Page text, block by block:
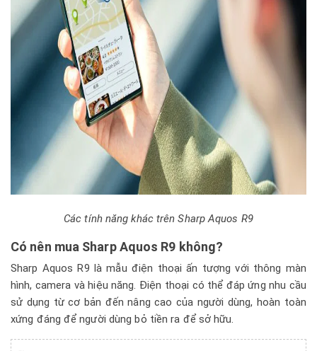
Các tính năng khác trên Sharp Aquos R9
Có nên mua Sharp Aquos R9 không?
Sharp Aquos R9 là mẫu điện thoại ấn tượng với thông màn
hình, camera và hiệu năng. Điện thoại có thể đáp ứng nhu cầu
sử dụng từ cơ bản đến nâng cao của người dùng, hoàn toàn
xứng đáng để người dùng bỏ tiền ra để sở hữu.